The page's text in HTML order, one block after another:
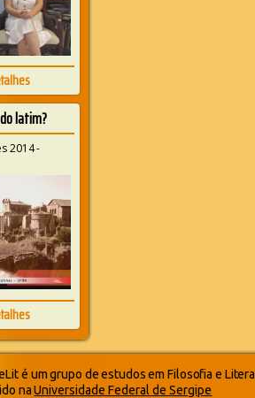
latim?
2014 -
é um grupo de estudos em Filosofia e
naUniversidade Federal de Sergipe